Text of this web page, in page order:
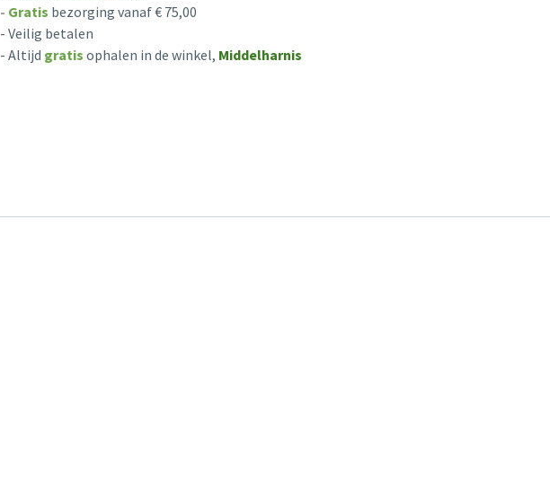
- Gratis bezorging vanaf € 75,00
- Veilig betalen
- Altijd gratis ophalen in de winkel, Middelharnis